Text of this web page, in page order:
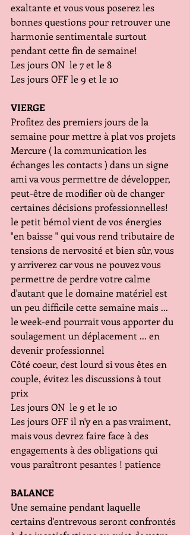
exaltante et vous vous poserez les
bonnes questions pour retrouver une
harmonie sentimentale surtout
pendant cette fin de semaine!
Les jours ON  le 7 et le 8
Les jours OFF le 9 et le 10
VIERGE
Profitez des premiers jours de la
semaine pour mettre à plat vos projets
Mercure ( la communication les
échanges les contacts ) dans un signe
ami va vous permettre de développer,
peut-être de modifier où de changer
certaines décisions professionnelles!
le petit bémol vient de vos énergies
"en baisse " qui vous rend tributaire de
tensions de nervosité et bien sûr, vous
y arriverez car vous ne pouvez vous
permettre de perdre votre calme
d'autant que le domaine matériel est
un peu difficile cette semaine mais ...
le week-end pourrait vous apporter du
soulagement un déplacement ... en
devenir professionnel
Côté coeur, c'est lourd si vous êtes en
couple, évitez les discussions à tout
prix
Les jours ON  le 9 et le 10
Les jours OFF il n'y en a pas vraiment,
mais vous devrez faire face à des
engagements à des obligations qui
vous paraîtront pesantes ! patience
BALANCE
Une semaine pendant laquelle
certains d'entrevous seront confrontés